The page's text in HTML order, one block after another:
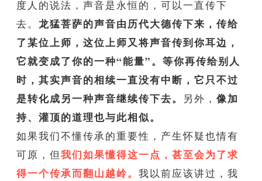
度人的说法，声音是永恒的，可以一直传下
去。 龙猛菩萨的声音由历代大德传下来，传给
了某位上师，这位上师又将声音传到你耳边，
它就变成了你的一种“能量”。等你再传给别人
时，其实声音的相续一直没有中断，它只不过
是转化成另一种声音继续传下去。
另外， 像加
持、灌顶的道理也与此相似。
如果我们不懂传承的重要性，产生怀疑也情有
可原，但我们如果懂得这一点，甚至会为了求
得一个传承而翻山越岭。 我以前应该讲过，我